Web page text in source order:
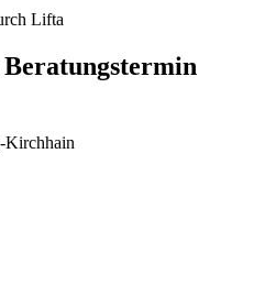
Lifta
Kirchhain